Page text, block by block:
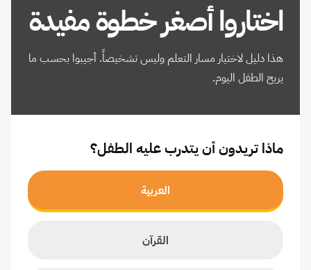
اختاروا أصغر خطوة مفيدة
هذا دليل لاختيار مسار التعلم وليس تشخيصاً. أجيبوا بحسب ما
يريح الطفل اليوم.
ماذا تريدون أن يتدرب عليه الطفل؟
العربية
القرآن